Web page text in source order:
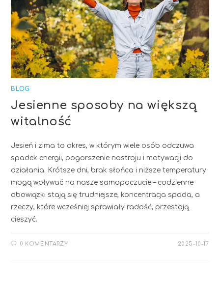
BLOG
Jesienne sposoby na większą
witalność
Jesień i zima to okres, w którym wiele osób odczuwa
spadek energii, pogorszenie nastroju i motywacji do
działania. Krótsze dni, brak słońca i niższe temperatury
mogą wpływać na nasze samopoczucie – codzienne
obowiązki stają się trudniejsze, koncentracja spada, a
rzeczy, które wcześniej sprawiały radość, przestają
cieszyć.
0 KOMENTARZY 2025-10-17